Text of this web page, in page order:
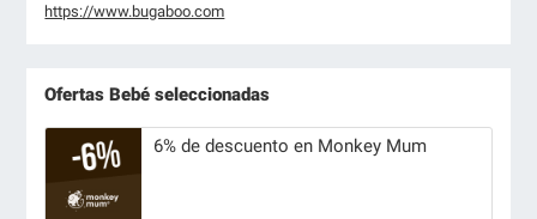
https://www.bugaboo.com
Ofertas Bebé seleccionadas
6% de descuento en Monkey Mum